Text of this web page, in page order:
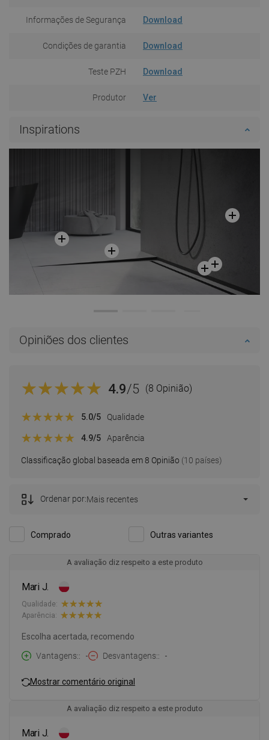
Informações de Segurança Download
Condições de garantia Download
Teste PZH Download
Produtor Ver
Inspirations
Opiniões dos clientes
4.9/5 (8 Opinião)
Classificação global baseada em 8 Opinião (10 países)
5.0/5 Qualidade
4.9/5 Aparência
Comprado Outras variantes
Ordenar por:Mais recentes
A avaliação diz respeito a este produto
Mari J.
Qualidade:
Aparência:
Escolha acertada, recomendo
Vantagens:
- Desvantagens: -
Mostrar comentário original
A avaliação diz respeito a este produto
Mari J.